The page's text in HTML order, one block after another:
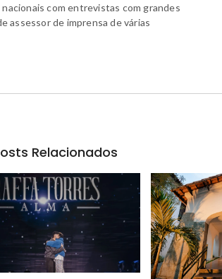
com entrevistas com grandes
assessor de imprensa de várias
Relacionados